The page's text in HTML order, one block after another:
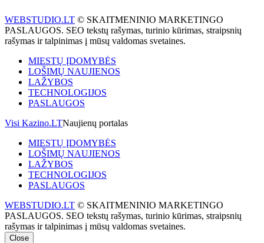
WEBSTUDIO.LT © SKAITMENINIO MARKETINGO
PASLAUGOS. SEO tekstų rašymas, turinio kūrimas, straipsnių
rašymas ir talpinimas į mūsų valdomas svetaines.
MIESTŲ ĮDOMYBĖS
LOŠIMŲ NAUJIENOS
LAŽYBOS
TECHNOLOGIJOS
PASLAUGOS
Visi Kazino.LTNaujienų portalas
MIESTŲ ĮDOMYBĖS
LOŠIMŲ NAUJIENOS
LAŽYBOS
TECHNOLOGIJOS
PASLAUGOS
WEBSTUDIO.LT © SKAITMENINIO MARKETINGO
PASLAUGOS. SEO tekstų rašymas, turinio kūrimas, straipsnių
rašymas ir talpinimas į mūsų valdomas svetaines.
Close